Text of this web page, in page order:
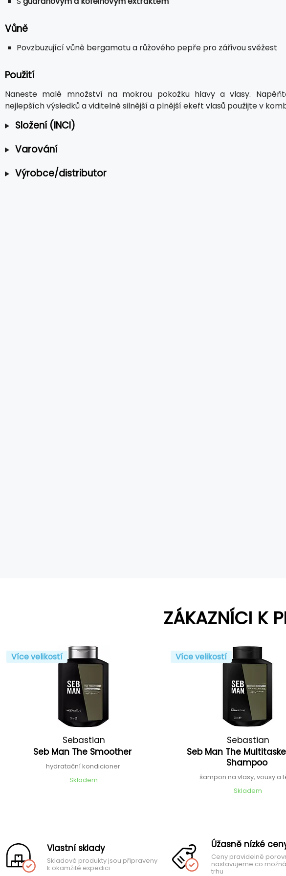
Vůně
Povzbuzující vůně bergamotu a růžového pepře pro zářivou svěžest
Použití
Naneste malé množství na mokrou pokožku hlavy a vlasy.
nejlepších výsledků a viditelně silnější a plnější ekeft vlasů použijte v
Složení (INCI)
Varování
Výrobce/distributor
ZÁKAZNÍCI K
Více velikostí
Sebastian
Seb Man The Smoother
hydratační kondicioner
Skladem
Více velikostí
Sebastian
Seb Man The
Shampoo
šampon na vlasy, vousy a
Skladem
Vlastní sklady
Skladové produkty jsou připraveny
k okamžité expedici
Úžasně nízké
Ceny pravidelně
nastavujeme co
trhu